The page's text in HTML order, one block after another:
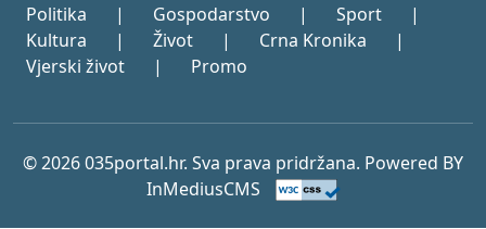
Politika | Gospodarstvo | Sport
|
Kultura
| Život | Crna Kronika
|
Vjerski život
| Promo
© 2026 035portal.hr. Sva prava pridržana. Powered BY
InMediusCMS